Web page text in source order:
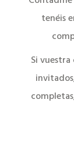
tenéis
Si